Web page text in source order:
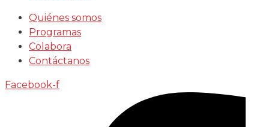
Quiénes somos
Programas
Colabora
Contáctanos
Facebook-f